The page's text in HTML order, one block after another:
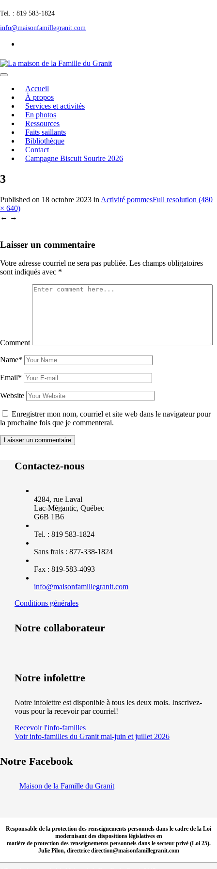
Tel. : 819 583-1824
info@maisonfamillegranit.com
Accueil
À propos
Services et activités
En photos
Ressources
Faits saillants
Bibliothèque
Contact
Campagne Biscuit Sourire 2026
3
Published on 18 octobre 2023 in Activité pommesFull resolution (480
× 640)
← →
Laisser un commentaire
Votre adresse courriel ne sera pas publiée. Les champs obligatoires
sont indiqués avec *
Comment
Name*
Email*
Website
Enregistrer mon nom, courriel et site web dans le navigateur pour
la prochaine fois que je commenterai.
Contactez-nous
4284, rue Laval
Lac-Mégantic, Québec
G6B 1B6
Tel. : 819 583-1824
Sans frais : 877-338-1824
Fax : 819-583-4093
info@maisonfamillegranit.com
Conditions générales
Notre collaborateur
Notre infolettre
Notre infolettre est disponible à tous les deux mois. Inscrivez-
vous pour la recevoir par courriel!
Recevoir l'info-familles
Voir info-familles du Granit mai-juin et juillet 2026
Notre Facebook
Maison de la Famille du Granit
Responsable de la protection des renseignements personnels dans le cadre de la Loi
modernisant des dispositions législatives en
matière de protection des renseignements personnels dans le secteur privé (Loi 25).
Julie Pilon, directrice direction@maisonfamillegranit.com